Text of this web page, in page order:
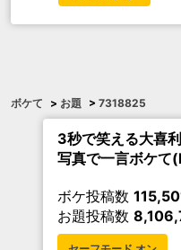
ボケて > お題 > 7318825
3秒で笑える大喜
写真で一言ボケ
ボケ投稿数
お題投稿数